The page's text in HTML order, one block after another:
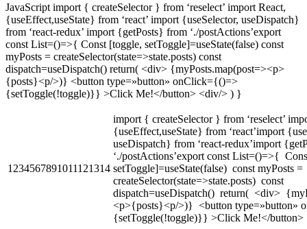
JavaScript import { createSelector } from ‘reselect’ import React,
{useEffect,useState} from ‘react’ import {useSelector, useDispatch}
from ‘react-redux’ import {getPosts} from ‘./postActions’export
const List=()=>{ Const [toggle, setToggle]=useState(false) const
myPosts = createSelector(state=>state.posts) const
dispatch=useDispatch() return( <div> {myPosts.map(post=><p>
{posts}<p/>)} <button type=»button» onClick={()=>
{setToggle(!toggle)}} >Click Me!</button> <div/> ) }
1234567891011121314
import { createSelector } from ‘reselect’
{useEffect,useState} from ‘react’import
useDispatch} from ‘react-redux’import
‘./postActions’export const List=()=>{
setToggle]=useState(false) const myPosts =
createSelector(state=>state.posts) const
dispatch=useDispatch() return( <div>
<p>{posts}<p/>)} <button type=»button»
{setToggle(!toggle)}} >Click Me!</